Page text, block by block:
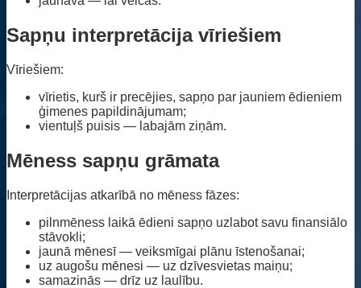
Sapņu interpretācija vīriešiem
Vīriešiem:
vīrietis, kurš ir precējies, sapņo par jauniem ēdieniem
ģimenes papildinājumam;
vientuļš puisis — labajām ziņām.
Mēness sapņu grāmata
Interpretācijas atkarībā no mēness fāzes:
pilnmēness laikā ēdieni sapņo uzlabot savu finansiālo
stāvokli;
jaunā mēnesī — veiksmīgai plānu īstenošanai;
uz augošu mēnesi — uz dzīvesvietas maiņu;
samazinās — drīz uz laulību.